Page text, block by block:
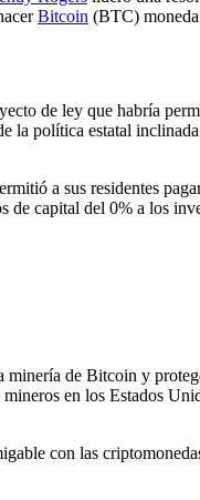
Bitcoin (BTC)
de ley que habría
la política estatal
a sus residentes
capital del 0% a los
minería de Bitcoin y
en los Estados
con las